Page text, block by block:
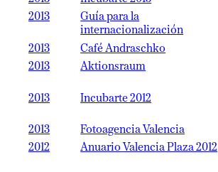
2013
Guía para la
internacionalización
2013
Café Andraschko
2013
Aktionsraum
2013
Incubarte 2012
2013
Fotoagencia Valencia
2012
Anuario Valencia Plaza 2012